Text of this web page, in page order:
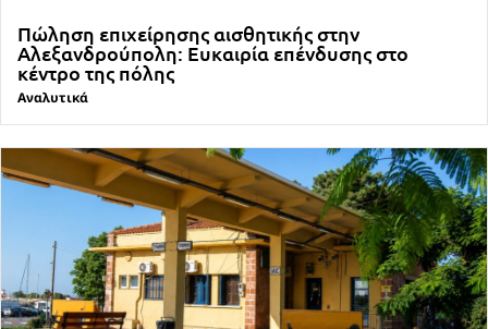
Πώληση επιχείρησης αισθητικής στην
Αλεξανδρούπολη: Ευκαιρία επένδυσης στο
κέντρο της πόλης
Αναλυτικά